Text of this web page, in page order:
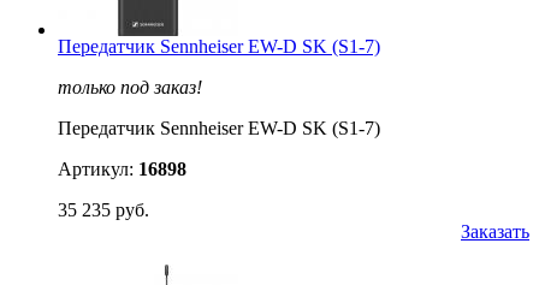
Передатчик Sennheiser EW-D SK (S1-7)
только под заказ!
Передатчик Sennheiser EW-D SK (S1-7)
Артикул: 16898
35 235 руб.
Заказать